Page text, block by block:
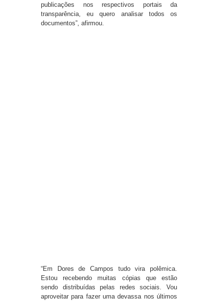
publicações nos respectivos portais da
transparência, eu quero analisar todos os
documentos”, afirmou.
“Em Dores de Campos tudo vira polêmica.
Estou recebendo muitas cópias que estão
sendo distribuídas pelas redes sociais. Vou
aproveitar para fazer uma devassa nos últimos